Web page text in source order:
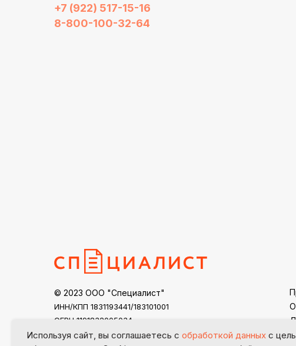
+7 (922) 517-15-16
8-800-100-32-64
© 2023 ООО "Специалист"
ИНН/КПП 1831193441/183101001
ОГРН 1191832005034
specialist18@mail.ru
Используя сайт, вы соглашаетесь с обработкой данных с